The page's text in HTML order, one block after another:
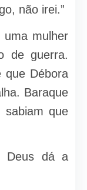
não irei.”
uma mulher
de guerra.
que Débora
Baraque
sabiam que
Deus dá a